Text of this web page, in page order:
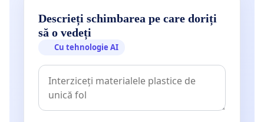
Descrieți schimbarea pe care doriți
să o vedeți
Cu tehnologie AI